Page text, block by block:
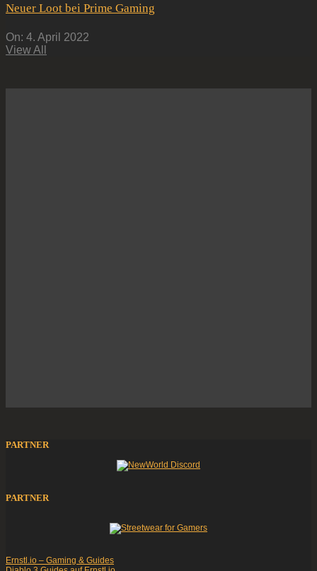
Neuer Loot bei Prime Gaming
On: 4. April 2022
View All
PARTNER
PARTNER
Ernstl.io – Gaming & Guides